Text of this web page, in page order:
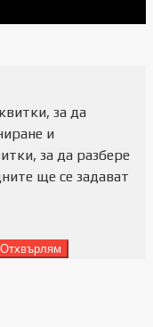
за да
и
за да разбере
ще се задават
Отхвърлям